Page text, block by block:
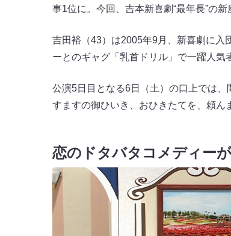
事1位に。今回、吉本新喜劇“最年長”の新
吉田裕（43）は2005年9月、新喜劇に入
ーとのギャグ「乳首ドリル」で一躍人気
公演5日目となる6日（土）の口上では
すますの御ひいき、おひきたてを、頼ん
恋のドタバタコメディーが